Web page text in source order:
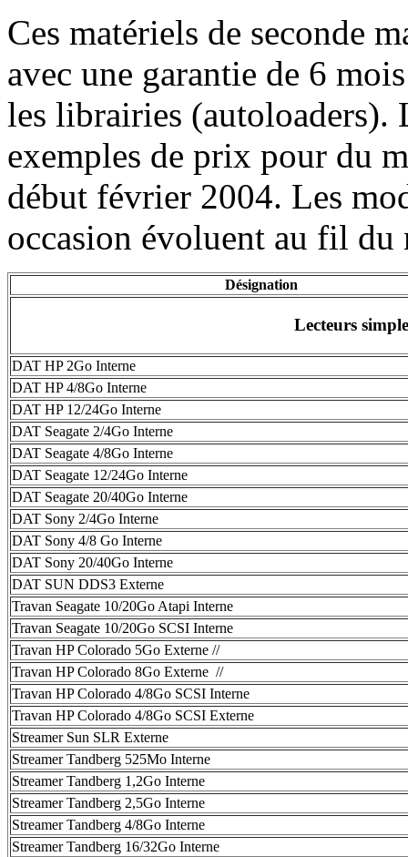
Ces matériels de seconde
avec une garantie de 6
les librairies (autoloaders).
exemples de prix pour du
début février 2004. Les
occasion évoluent au fil du
Désignation
Lecteurs
DAT HP 2Go Interne
DAT HP 4/8Go Interne
DAT HP 12/24Go Interne
DAT Seagate 2/4Go Interne
DAT Seagate 4/8Go Interne
DAT Seagate 12/24Go Interne
DAT Seagate 20/40Go Interne
DAT Sony 2/4Go Interne
DAT Sony 4/8 Go Interne
DAT Sony 20/40Go Interne
DAT SUN DDS3 Externe
Travan Seagate 10/20Go Atapi Interne
Travan Seagate 10/20Go SCSI Interne
Travan HP Colorado 5Go Externe //
Travan HP Colorado 8Go Externe //
Travan HP Colorado 4/8Go SCSI Interne
Travan HP Colorado 4/8Go SCSI Externe
Streamer Sun SLR Externe
Streamer Tandberg 525Mo Interne
Streamer Tandberg 1,2Go Interne
Streamer Tandberg 2,5Go Interne
Streamer Tandberg 4/8Go Interne
Streamer Tandberg 16/32Go Interne